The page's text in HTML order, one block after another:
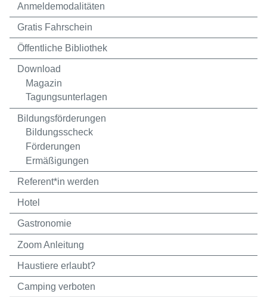
Anmeldemodalitäten
Gratis Fahrschein
Öffentliche Bibliothek
Download
Magazin
Tagungsunterlagen
Bildungsförderungen
Bildungsscheck
Förderungen
Ermäßigungen
Referent*in werden
Hotel
Gastronomie
Zoom Anleitung
Haustiere erlaubt?
Camping verboten